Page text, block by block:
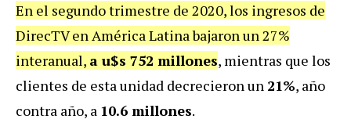
En el segundo trimestre de 2020, los ingresos de
DirecTV en América Latina bajaron un 27%
interanual, a u$s 752 millones, mientras que los
clientes de esta unidad decrecieron un 21%, año
contra año, a 10.6 millones.